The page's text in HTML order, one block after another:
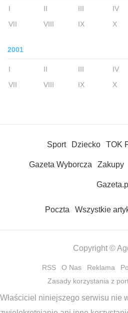
I II III IV
VII
VIII IX X
2001
I II III IV
VII
VIII IX X
Sport Dziecko TOK
Gazeta Wyborcza Zakupy
Gazeta.pl
Poczta Wszystkie
Copyright ©
RSS O Nas Reklama
Zasady korzystania z
Właściciel niniejszego serwisu nie